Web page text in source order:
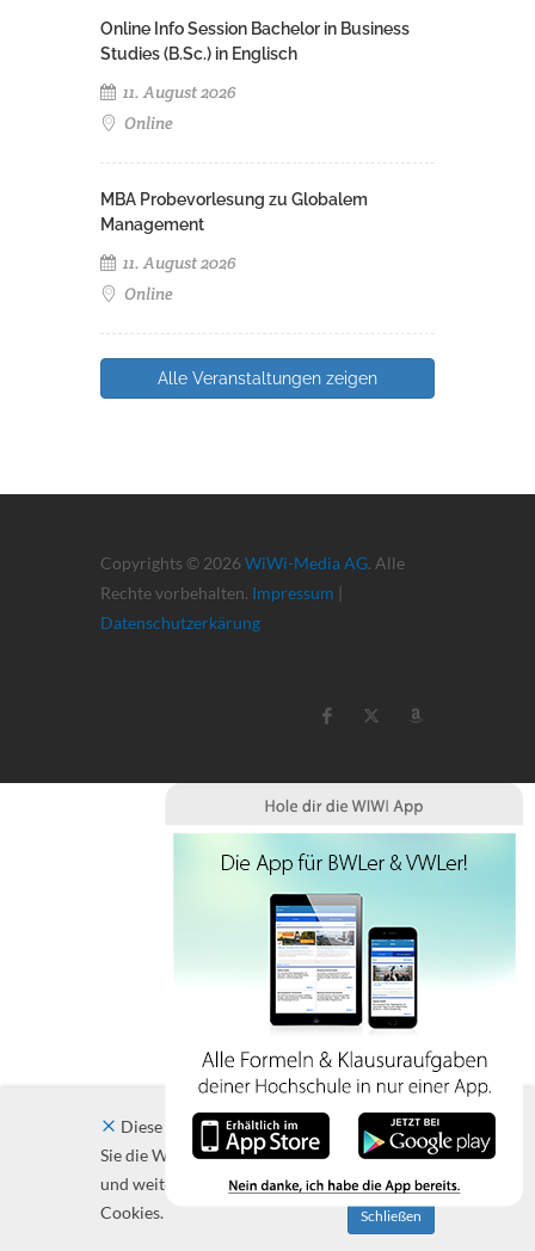
Online Info Session Bachelor in Business
Studies (B.Sc.) in Englisch
11. August 2026
Online
MBA Probevorlesung zu Globalem
Management
11. August 2026
Online
Alle Veranstaltungen zeigen
Copyrights © 2026 WiWi-Media AG. Alle
Rechte vorbehalten. Impressum |
Datenschutzerkärung
Diese Website verwendet Cookies. Indem
Sie die Website und ihre Angebote nutzen
und weiter navigieren, akzeptieren Sie diese
Cookies.
Schließen